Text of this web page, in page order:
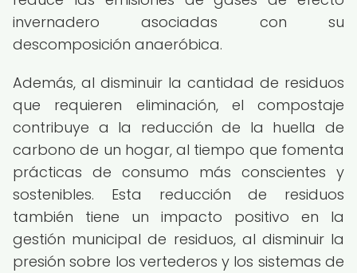
invernadero asociadas con su
descomposición anaeróbica.
Además, al disminuir la cantidad de residuos
que requieren eliminación, el compostaje
contribuye a la reducción de la huella de
carbono de un hogar, al tiempo que fomenta
prácticas de consumo más conscientes y
sostenibles. Esta reducción de residuos
también tiene un impacto positivo en la
gestión municipal de residuos, al disminuir la
presión sobre los vertederos y los sistemas de